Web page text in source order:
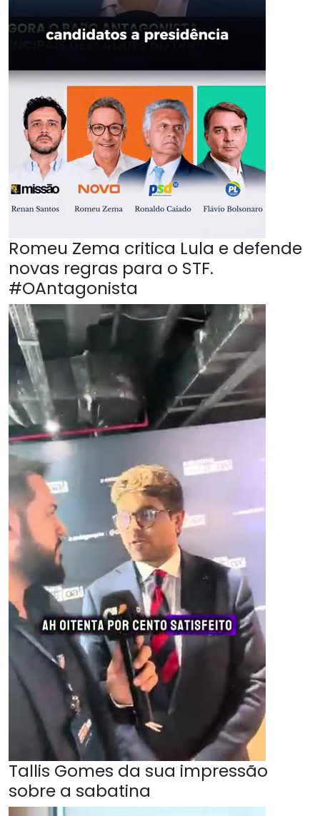
Romeu Zema critica Lula e defende
novas regras para o STF.
#OAntagonista
Tallis Gomes da sua impressão
sobre a sabatina